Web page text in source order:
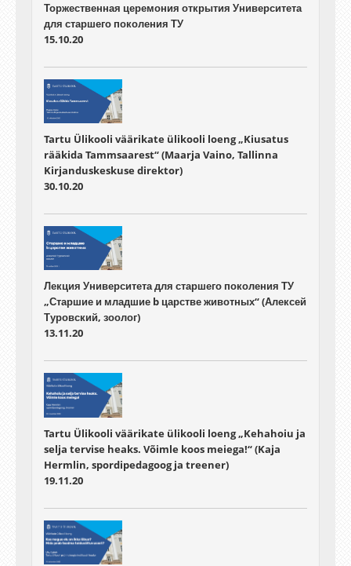
Торжественная церемония открытия Университета
для старшего поколения ТУ
15.10.20
Tartu Ülikooli väärikate ülikooli loeng „Kiusatus
rääkida Tammsaarest“ (Maarja Vaino, Tallinna
Kirjanduskeskuse direktor)
30.10.20
Лекция Университета для старшего поколения ТУ
„Старшие и младшие b царстве животных“ (Алексей
Туровский, зоолог)
13.11.20
Tartu Ülikooli väärikate ülikooli loeng „Kehahoiu ja
selja tervise heaks. Võimle koos meiega!“ (Kaja
Hermlin, spordipedagoog ja treener)
19.11.20